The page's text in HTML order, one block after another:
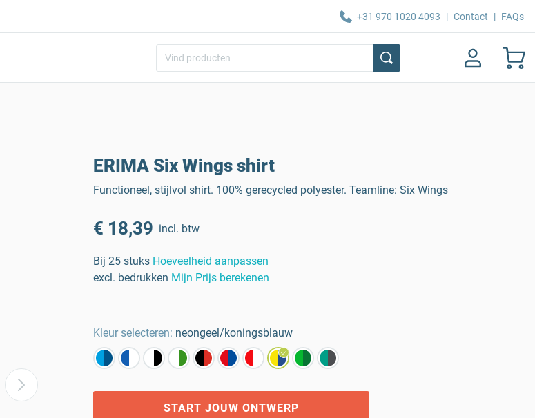
+31 970 1020 4093 | Contact | FAQs
ERIMA Six Wings shirt
Functioneel, stijlvol shirt. 100% gerecycled polyester. Teamline: Six Wings
€ 18,39 incl. btw
Bij 25 stuks Hoeveelheid aanpassen
excl. bedrukken Mijn Prijs berekenen
Kleur selecteren: neongeel/koningsblauw
START JOUW ONTWERP